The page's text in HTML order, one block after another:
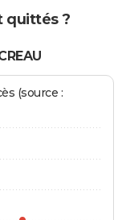
quittés ?
(source :